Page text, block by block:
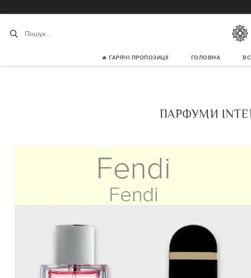
🔥 ГАРЯЧІ ПРОПОЗИЦІЇ ГОЛОВНА
ПАРФУМИ